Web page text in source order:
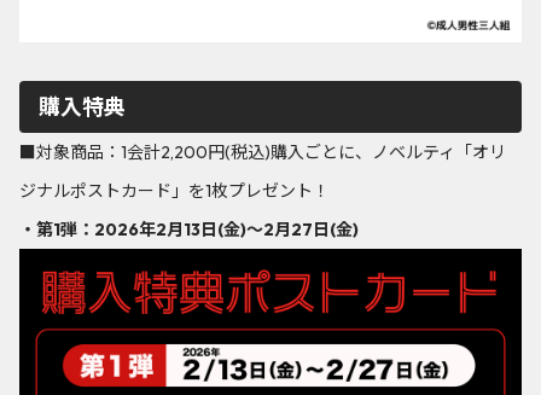
購入特典
■対象商品：1会計2,200円(税込)購入ごとに、ノベルティ「オリ
ジナルポストカード」を1枚プレゼント！
・第1弾：2026年2月13日(金)〜2月27日(金)